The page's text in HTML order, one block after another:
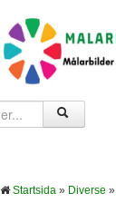
Startsida » Diverse »